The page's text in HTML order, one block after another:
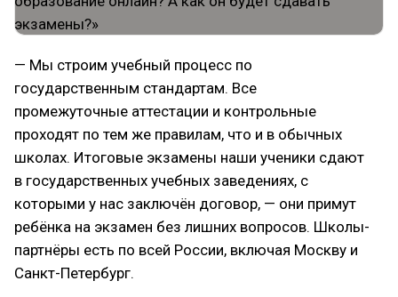
— Мы строим учебный процесс по
государственным стандартам. Все
промежуточные аттестации и контрольные
проходят по тем же правилам, что и в обычных
школах. Итоговые экзамены наши ученики сдают
в государственных учебных заведениях, с
которыми у нас заключён договор, — они примут
ребёнка на экзамен без лишних вопросов. Школы-
партнёры есть по всей России, включая Москву и
Санкт-Петербург.